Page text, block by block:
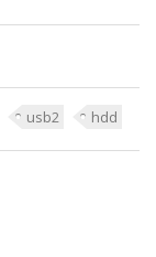
usb2 hdd